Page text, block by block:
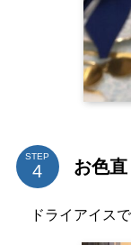
STEP お色
ドライアイス